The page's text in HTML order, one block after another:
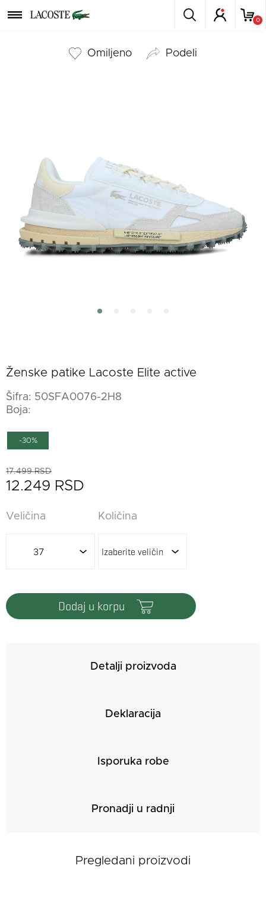
0
Omiljeno podeli
Ženske patike Lacoste Elite active
Šifra: 50SFA0076-2H8
Boja:
-30%
17.499 RSD
12.249 RSD
Veličina
37
Količina
dodaj u korpu
Detalji proizvoda
Deklaracija
Isporuka robe
Pronadji u radnji
Pregledani proizvodi